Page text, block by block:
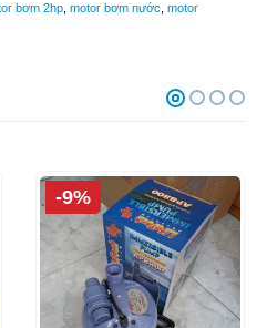
bơm 2hp, motor bơm nước, motor
-9%